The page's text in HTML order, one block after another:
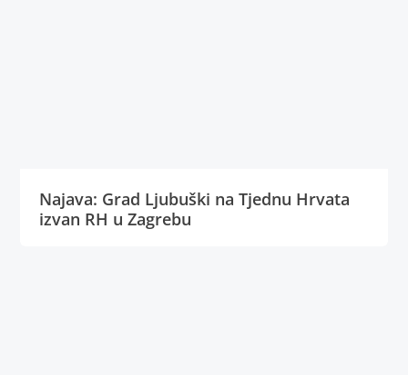
Najava: Grad Ljubuški na Tjednu Hrvata
izvan RH u Zagrebu